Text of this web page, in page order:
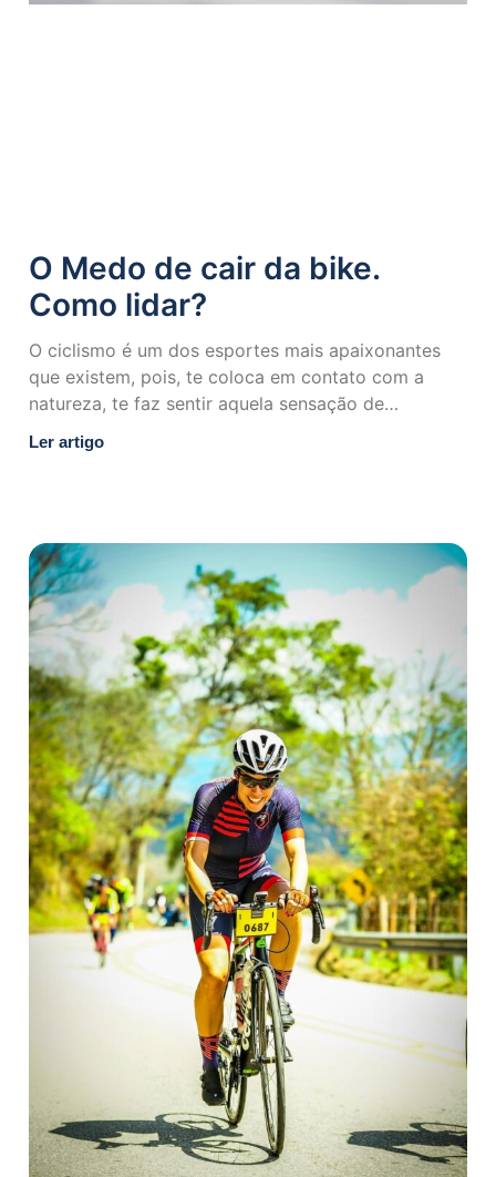
O Medo de cair da bike.
Como lidar?
O ciclismo é um dos esportes mais apaixonantes
que existem, pois, te coloca em contato com a
natureza, te faz sentir aquela sensação de
Ler artigo